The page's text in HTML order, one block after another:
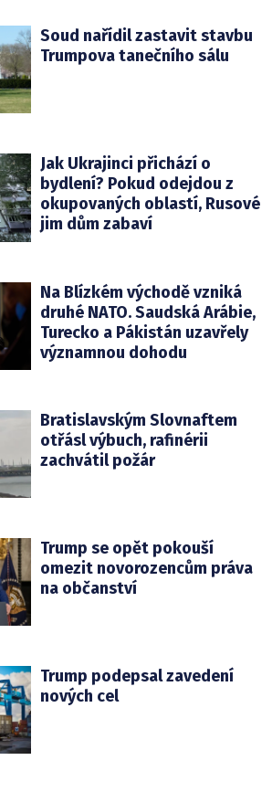
Soud nařídil zastavit stavbu
Trumpova tanečního sálu
Jak Ukrajinci přichází o
bydlení? Pokud odejdou z
okupovaných oblastí, Rusové
jim dům zabaví
Na Blízkém východě vzniká
druhé NATO. Saudská Arábie,
Turecko a Pákistán uzavřely
významnou dohodu
Bratislavským Slovnaftem
otřásl výbuch, rafinérii
zachvátil požár
Trump se opět pokouší
omezit novorozencům práva
na občanství
Trump podepsal zavedení
nových cel